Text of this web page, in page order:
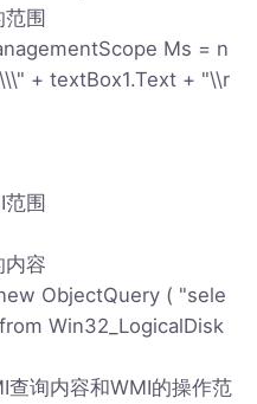
围
Ms = n
+ textBox1.Text + "\\r
围
容
ObjectQuery ( "sele
Win32_LogicalDisk
询内容和WMI的操作范